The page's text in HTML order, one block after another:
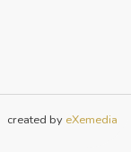
created by eXemedia